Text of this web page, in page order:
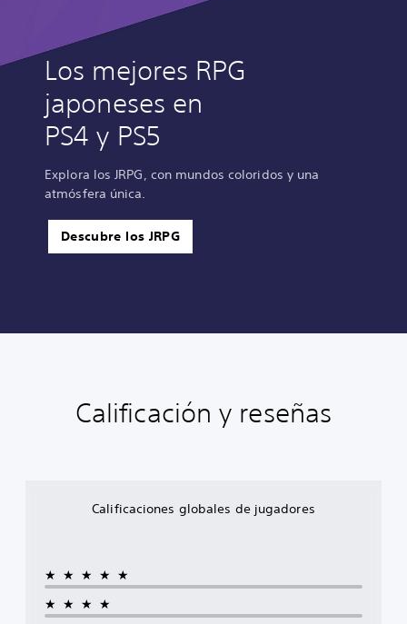
Los mejores RPG
japoneses en
PS4 y PS5
Explora los JRPG, con mundos coloridos y una
atmósfera única.
Descubre los JRPG
Calificación y reseñas
Calificaciones globales de jugadores
★★★★★
★★★★